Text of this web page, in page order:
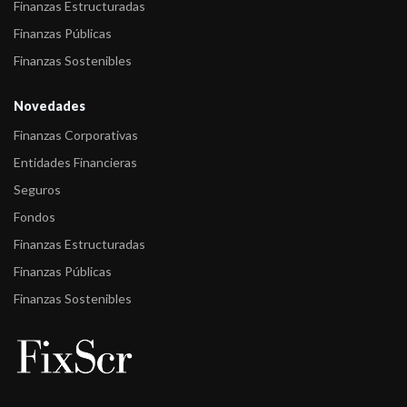
-FIX revisó las calificaciones del portafolio de Provincias
Argentinas
Finanzas Estructuradas
Finanzas Públicas
Finanzas Sostenibles
Novedades
Finanzas Corporativas
Entidades Financieras
Seguros
Fondos
Finanzas Estructuradas
Finanzas Públicas
Finanzas Sostenibles